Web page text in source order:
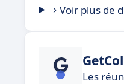
Voir plus de
Les